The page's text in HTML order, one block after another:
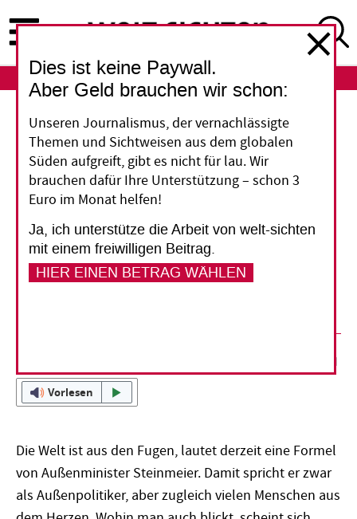
zum
Inhalt
ABO
Vereinte Nationen
Zeit für eine starke Frau
Im Herbst ernennt die Generalversammlung der
Vereinten Nationen einen neuen Chef. Diesmal
möchte sie nicht wieder nur abnicken, was der
UN-Sicherheitsrat hinter verschlossenen Türen
Vorlesen
Die Welt ist aus den Fugen, lautet derzeit eine Formel
von Außenminister Steinmeier. Damit spricht er zwar
als Außenpolitiker, aber zugleich vielen Menschen aus
Dies ist keine Paywall.
Aber Geld brauchen wir schon:
Unseren Journalismus, der vernachlässigte
Themen und Sichtweisen aus dem globalen
Süden aufgreift, gibt es nicht für lau. Wir
brauchen dafür Ihre Unterstützung – schon 3
Euro im Monat helfen!
Ja, ich unterstütze die Arbeit von welt-sichten
mit einem freiwilligen Beitrag.
HIER EINEN BETRAG WÄHLEN